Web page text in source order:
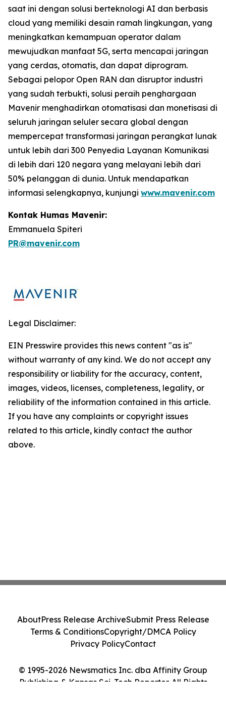
saat ini dengan solusi berteknologi AI dan berbasis
cloud yang memiliki desain ramah lingkungan, yang
meningkatkan kemampuan operator dalam
mewujudkan manfaat 5G, serta mencapai jaringan
yang cerdas, otomatis, dan dapat diprogram.
Sebagai pelopor Open RAN dan disruptor industri
yang sudah terbukti, solusi peraih penghargaan
Mavenir menghadirkan otomatisasi dan monetisasi di
seluruh jaringan seluler secara global dengan
mempercepat transformasi jaringan perangkat lunak
untuk lebih dari 300 Penyedia Layanan Komunikasi
di lebih dari 120 negara yang melayani lebih dari
50% pelanggan di dunia. Untuk mendapatkan
informasi selengkapnya, kunjungi www.mavenir.com
Kontak Humas Mavenir:
Emmanuela Spiteri
PR@mavenir.com
Legal Disclaimer:
EIN Presswire provides this news content "as is"
without warranty of any kind. We do not accept any
responsibility or liability for the accuracy, content,
images, videos, licenses, completeness, legality, or
reliability of the information contained in this article.
If you have any complaints or copyright issues
related to this article, kindly contact the author
above.
© 1995-2026 Newsmatics Inc. dba Affinity Group
Publishing & Kansas Sci-Tech Reporter. All Rights
AboutPress Release ArchiveSubmit Press Release
Terms & ConditionsCopyright/DMCA Policy
Privacy PolicyContact